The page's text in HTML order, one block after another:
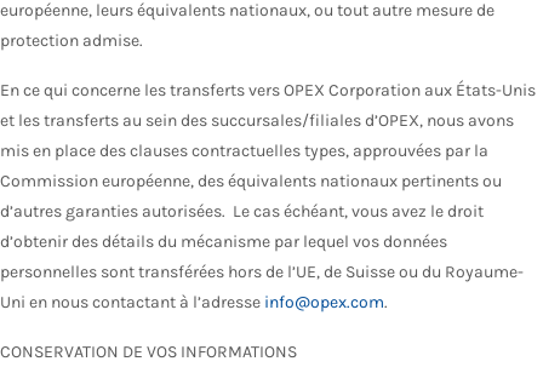
européenne, leurs équivalents nationaux, ou tout autre mesure de
protection admise.
En ce qui concerne les transferts vers OPEX Corporation aux États-Unis
et les transferts au sein des succursales/filiales d’OPEX, nous avons
mis en place des clauses contractuelles types, approuvées par la
Commission européenne, des équivalents nationaux pertinents ou
d’autres garanties autorisées. Le cas échéant, vous avez le droit
d’obtenir des détails du mécanisme par lequel vos données
personnelles sont transférées hors de l’UE, de Suisse ou du Royaume-
Uni en nous contactant à l’adresse info@opex.com.
CONSERVATION DE VOS INFORMATIONS